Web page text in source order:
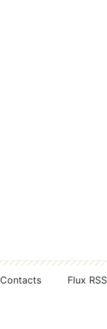
Contacts Flux RSS